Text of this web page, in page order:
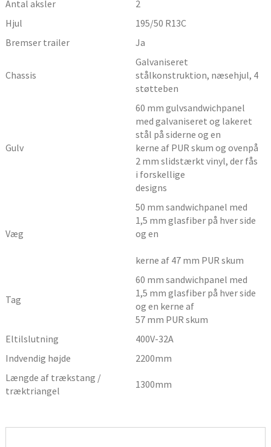
Antal aksler
2
Hjul
195/50 R13C
Bremser trailer
Ja
Chassis
Galvaniseret
stålkonstruktion, næsehjul, 4
støtteben
Gulv
60 mm gulvsandwichpanel
med galvaniseret og lakeret
stål på siderne og en
kerne af PUR skum og ovenpå
2 mm slidstærkt vinyl, der fås
i forskellige
designs
Væg
50 mm sandwichpanel med
1,5 mm glasfiber på hver side
og en
kerne af 47 mm PUR skum
Tag
60 mm sandwichpanel med
1,5 mm glasfiber på hver side
og en kerne af
57 mm PUR skum
Eltilslutning
400V-32A
Indvendig højde
2200mm
Længde af trækstang /
træktriangel
1300mm